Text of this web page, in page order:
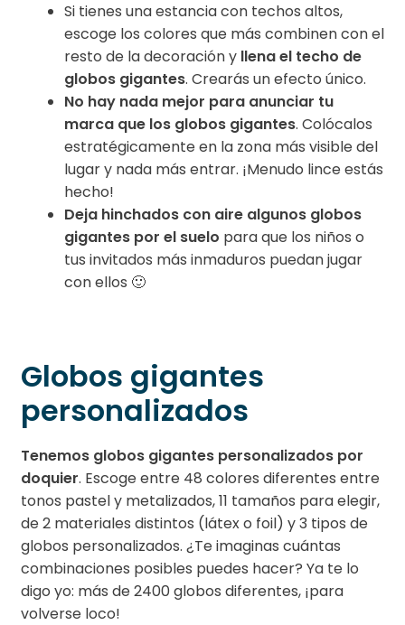
Si tienes una estancia con techos altos,
escoge los colores que más combinen con el
resto de la decoración y llena el techo de
globos gigantes. Crearás un efecto único.
No hay nada mejor para anunciar tu
marca que los globos gigantes. Colócalos
estratégicamente en la zona más visible del
lugar y nada más entrar. ¡Menudo lince estás
hecho!
Deja hinchados con aire algunos globos
gigantes por el suelo para que los niños o
tus invitados más inmaduros puedan jugar
con ellos 🙂
Globos gigantes
personalizados
Tenemos globos gigantes personalizados por
doquier. Escoge entre 48 colores diferentes entre
tonos pastel y metalizados, 11 tamaños para elegir,
de 2 materiales distintos (látex o foil) y 3 tipos de
globos personalizados. ¿Te imaginas cuántas
combinaciones posibles puedes hacer? Ya te lo
digo yo: más de 2400 globos diferentes, ¡para
volverse loco!